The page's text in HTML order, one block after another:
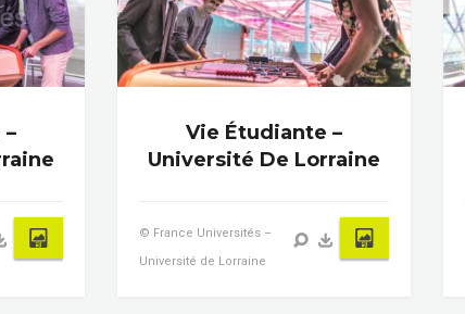
Vie Étudiante –
Université De Lorraine
© France Universités –
Université de Lorraine